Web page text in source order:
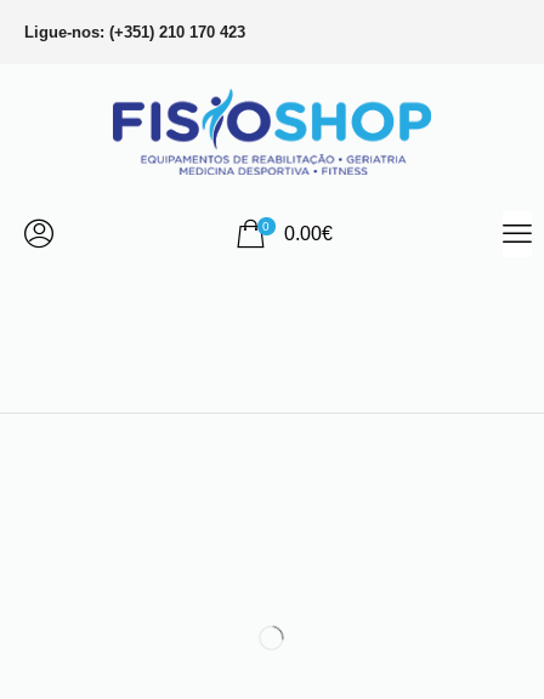
Ligue-nos: (+351) 210 170 423
0 0.00€